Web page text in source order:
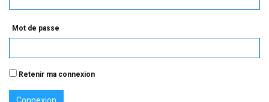
Mot de passe
Retenir ma connexion